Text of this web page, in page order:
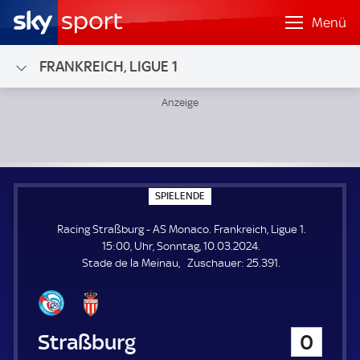
Menü
FRANKREICH, LIGUE 1
SPIELENDE
P
E
L
E
N
Racing Straßburg - AS Monaco. Frankreich, Ligue 1.
15:00, Uhr, Sonntag, 10.03.2024.
Stade de la Meinau
Zuschauer: Z
25.391.
Racing Straßburg
0